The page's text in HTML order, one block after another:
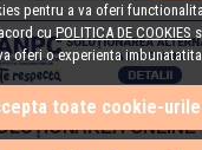
pentru a va oferi
cuPOLITICA DE COOKIES
oferi o experienta
toate cookie-urile